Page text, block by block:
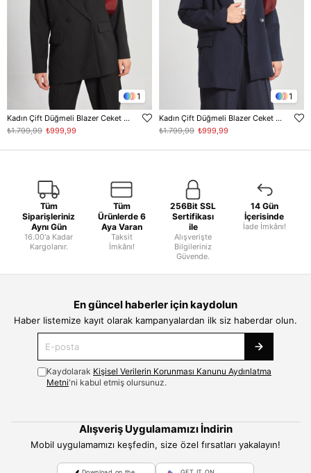
1
Kadın Çift Düğmeli Blazer Ceket - Siyah
₺999,99
₺1.799,99
1
Kadın Çift Düğmeli Blazer Ceket - Lacivert
₺999,99
₺1.799,99
Tüm
Siparişleriniz
Aynı Gün
16.00'a Kadar
Kargolanır.
Tüm
Ürünlerde 6
Aya Varan
Taksit
İmkânı!
256Bit SSL
Sertifikası
ile
Alışverişte
Bilgileriniz
Güvende.
14 Gün
İçerisinde
İade İmkânı!
En güncel haberler için kaydolun
Haber listemize kayıt olarak kampanyalardan ilk siz haberdar olun.
Kaydolarak Kişisel Verilerin Korunması Kanunu Aydınlatma
Metni'ni kabul etmiş olursunuz.
Alışveriş Uygulamamızı İndirin
Mobil uygulamamızı keşfedin, size özel fırsatları yakalayın!